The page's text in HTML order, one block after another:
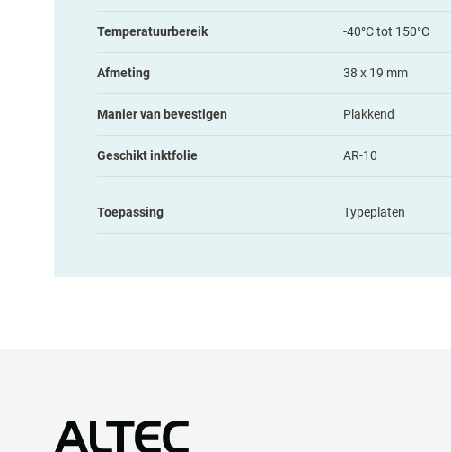
Temperatuurbereik -40°C tot 150°C
Afmeting 38 x 19 mm
Manier van bevestigen Plakkend
Geschikt inktfolie AR-10
Toepassing Typeplaten